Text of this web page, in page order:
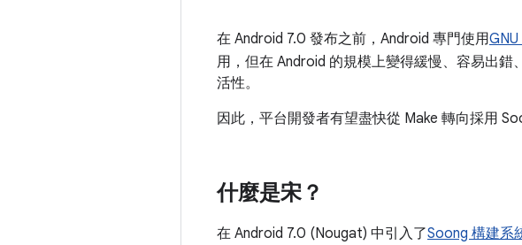
在 Android 7.0 發布之前，Android 專門使用
用，但在 Android 的規模上變得緩慢、容易出錯
活性。
因此，平台開發者有望盡快從 Make 轉向採用
什麼是宋？
在 Android 7.0 (Nougat) 中引入了Soong 構建系